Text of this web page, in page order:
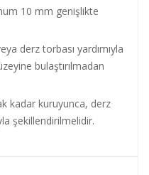
10 mm genişlikte
derz torbası yardımıyla
bulaştırılmadan
kadar kuruyunca, derz
şekillendirilmelidir.